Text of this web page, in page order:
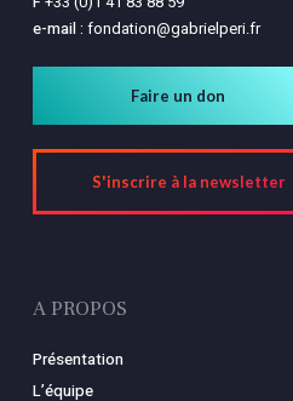
e-mail : fondation@gabrielperi.fr
Faire un don
S'inscrire à la newsletter
A PROPOS
Présentation
L’équipe